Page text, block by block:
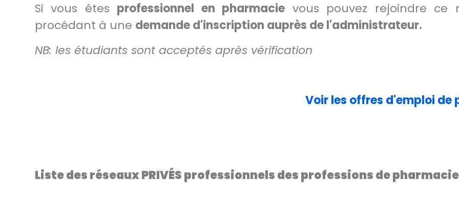
Si vous êtes professionnel en pharmacie vous pouvez rejoindre ce
procédant à une demande d'inscription auprès de l'administrateur.
NB: les étudiants sont acceptés après vérification
Voir les offres d'emploi de
Liste des réseaux PRIVÉS professionnels desprofessions de